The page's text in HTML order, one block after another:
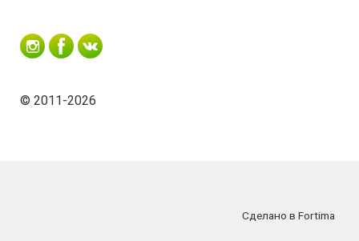
© 2011-2026
Сделано в Fortima